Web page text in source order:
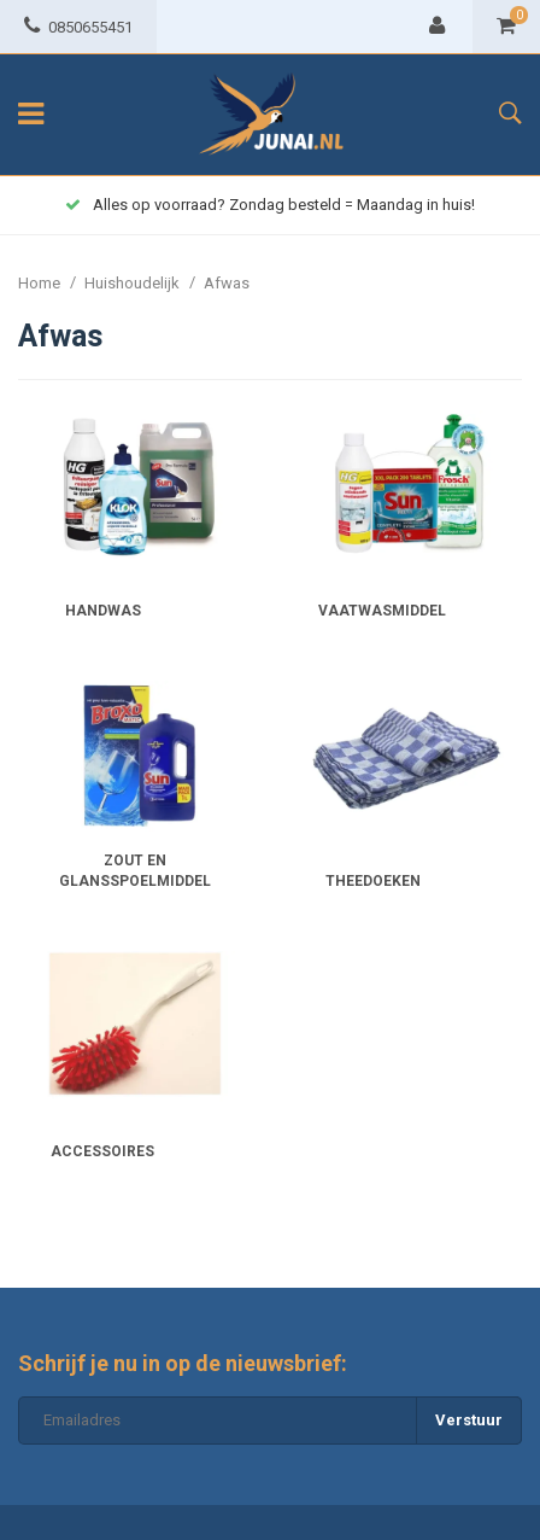
0850655451
0
Alles op voorraad? Zondag besteld = Maandag in huis!
Home / Huishoudelijk / Afwas
Afwas
HANDWAS VAATWASMIDDEL
ZOUT EN
GLANSSPOELMIDDEL
THEEDOEKEN
ACCESSOIRES
Schrijf je nu in op de nieuwsbrief:
Verstuur